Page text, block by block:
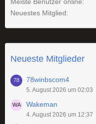
Neuestes Mitglied
Neueste Mitglieder
78winbscom4
5. August 2026 um 02:03
Wakeman
4. August 2026 um 12:37